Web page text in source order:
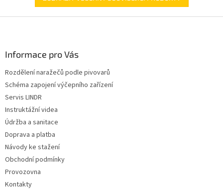
Informace pro Vás
Rozdělení naražečů podle pivovarů
Schéma zapojení výčepního zařízení
Servis LINDR
Instruktážní videa
Údržba a sanitace
Doprava a platba
Návody ke stažení
Obchodní podmínky
Provozovna
Kontakty